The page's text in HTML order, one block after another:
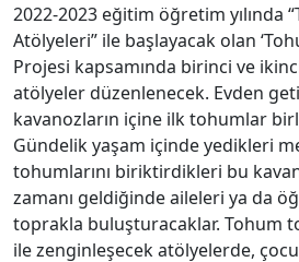
2022-2023 eğitim öğretim yılında
Atölyeleri” ile başlayacak olan
Projesi kapsamında birinci ve
atölyeler düzenlenecek. Evden
kavanozların içine ilk tohumlar
Gündelik yaşam içinde yedikleri
tohumlarını biriktirdikleri bu
zamanı geldiğinde aileleri ya da
toprakla buluşturacaklar. Tohum
ile zenginleşecek atölyelerde,